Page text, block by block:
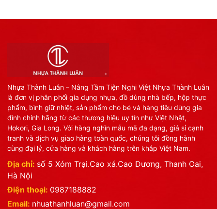
Nhựa Thành Luân – Nâng Tầm Tiện Nghi Việt Nhựa Thành Luân
là đơn vị phân phối gia dụng nhựa, đồ dùng nhà bếp, hộp thực
phẩm, bình giữ nhiệt, sản phẩm cho bé và hàng tiêu dùng gia
đình chính hãng từ các thương hiệu uy tín như Việt Nhật,
Hokori, Gia Long. Với hàng nghìn mẫu mã đa dạng, giá sỉ cạnh
tranh và dịch vụ giao hàng toàn quốc, chúng tôi đồng hành
cùng đại lý, cửa hàng và khách hàng trên khắp Việt Nam.
Địa chỉ: số 5 Xóm Trại.Cao xá.Cao Dương, Thanh Oai,
Hà Nội
Điện thoại: 0987188882
Email: nhuathanhluan@gmail.com